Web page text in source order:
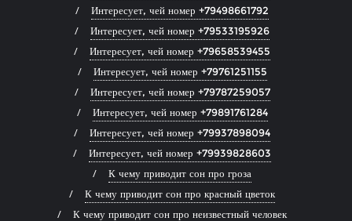
Интересует, чей номер +79498661792
Интересует, чей номер +79533195926
Интересует, чей номер +79658539455
Интересует, чей номер +79761251155
Интересует, чей номер +79787259057
Интересует, чей номер +79891761284
Интересует, чей номер +79937898094
Интересует, чей номер +79939828603
К чему приводит сон про гроза
К чему приводит сон про красный цветок
К чему приводит сон про неизвестный человек